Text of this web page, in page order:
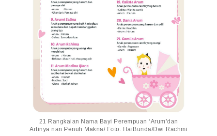
21 Rangkaian Nama Bayi Perempuan ‘Arum’dan
Artinya nan Penuh Makna/ Foto: HaiBunda/Dwi Rachmi